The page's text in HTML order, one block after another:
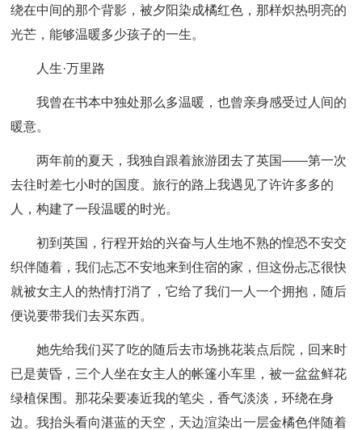
绕在中间的那个背影，被夕阳染成橘红色，那样炽热明亮的
光芒，能够温暖多少孩子的一生。
人生·万里路
我曾在书本中独处那么多温暖，也曾亲身感受过人间的
暖意。
两年前的夏天，我独自跟着旅游团去了英国——第一次
去往时差七小时的国度。旅行的路上我遇见了许许多多的
人，构建了一段温暖的时光。
初到英国，行程开始的兴奋与人生地不熟的惶恐不安交
织伴随着，我们忐忑不安地来到住宿的家，但这份忐忑很快
就被女主人的热情打消了，它给了我们一人一个拥抱，随后
便说要带我们去买东西。
她先给我们买了吃的随后去市场挑花装点后院，回来时
已是黄昏，三个人坐在女主人的帐篷小车里，被一盆盆鲜花
绿植保围。那花朵要凑近我的笔尖，香气淡淡，环绕在身
边。我抬头看向湛蓝的天空，天边渲染出一层金橘色伴随着